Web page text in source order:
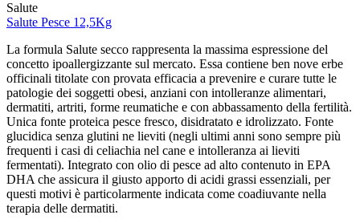
Salute
Salute Pesce 12,5Kg
La formula Salute secco rappresenta la massima espressione del
concetto ipoallergizzante sul mercato. Essa contiene ben nove erbe
officinali titolate con provata efficacia a prevenire e curare tutte le
patologie dei soggetti obesi, anziani con intolleranze alimentari,
dermatiti, artriti, forme reumatiche e con abbassamento della fertilità.
Unica fonte proteica pesce fresco, disidratato e idrolizzato. Fonte
glucidica senza glutini ne lieviti (negli ultimi anni sono sempre più
frequenti i casi di celiachia nel cane e intolleranza ai lieviti
fermentati). Integrato con olio di pesce ad alto contenuto in EPA
DHA che assicura il giusto apporto di acidi grassi essenziali, per
questi motivi è particolarmente indicata come coadiuvante nella
terapia delle dermatiti.